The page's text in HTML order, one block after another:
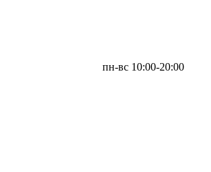
пн-вс 10:00-20:00